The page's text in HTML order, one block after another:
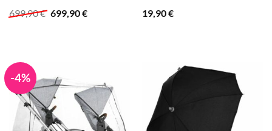
699,90€ Ursprünglicher
699,90€Aktueller
19,90€
-4%